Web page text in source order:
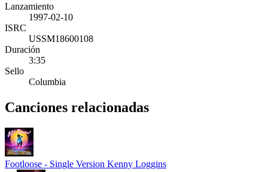
Lanzamiento
1997-02-10
ISRC
USSM18600108
Duración
3:35
Sello
Columbia
Canciones relacionadas
Footloose - Single Version Kenny Loggins